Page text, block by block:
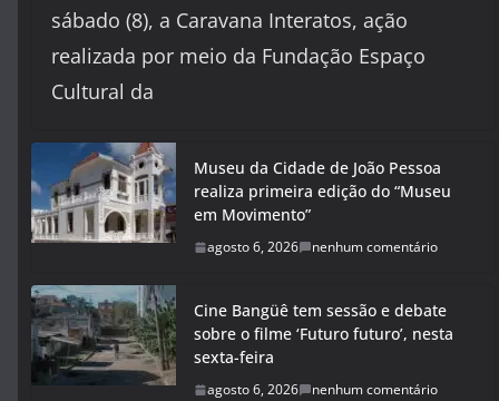
sábado (8), a Caravana Interatos, ação
realizada por meio da Fundação Espaço
Cultural da
Museu da Cidade de João Pessoa
realiza primeira edição do “Museu
em Movimento”
agosto 6, 2026 nenhum comentário
Cine Bangüê tem sessão e debate
sobre o filme ‘Futuro futuro’, nesta
sexta-feira
agosto 6, 2026 nenhum comentário